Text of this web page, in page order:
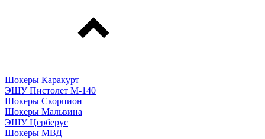
Шокеры Каракурт
ЭШУ Пистолет М-140
Шокеры Скорпион
Шокеры Мальвина
ЭШУ Церберус
Шокеры МВД